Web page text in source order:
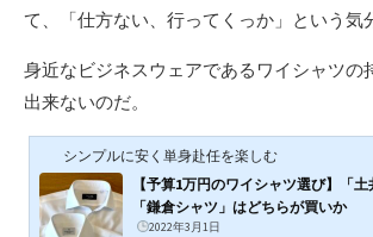
て、「仕方ない、行ってくっか」という気
身近なビジネスウェアであるワイシャツの
出来ないのだ。
シンプルに安く単身赴任を楽しむ
【予算1万円のワイシャツ選び】「
「鎌倉シャツ」はどちらが買いか
2022年3月1日